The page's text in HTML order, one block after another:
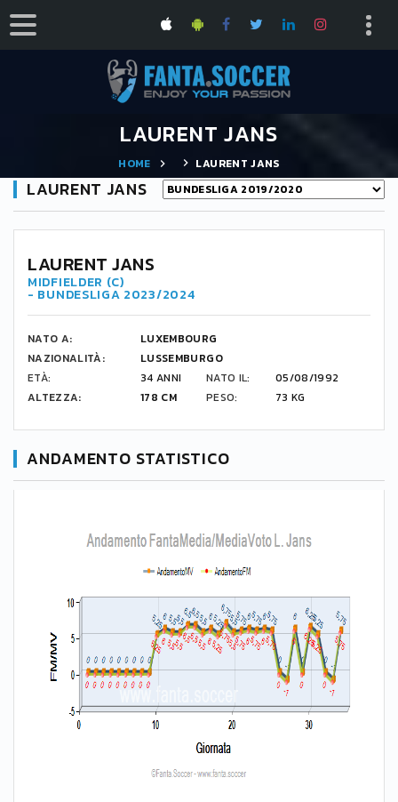
LAURENT JANS
HOME LAURENT JANS
LAURENT JANS
LAURENT JANS
MIDFIELDER (C)
- BUNDESLIGA 2023/2024
NATO A:
LUXEMBOURG
NAZIONALITÀ:
LUSSEMBURGO
ETÀ:
34 ANNI NATO IL:
05/08/1992
ALTEZZA:
178 CM PESO: 73 KG
ANDAMENTO STATISTICO